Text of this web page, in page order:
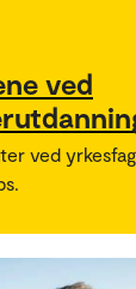
ved
ved